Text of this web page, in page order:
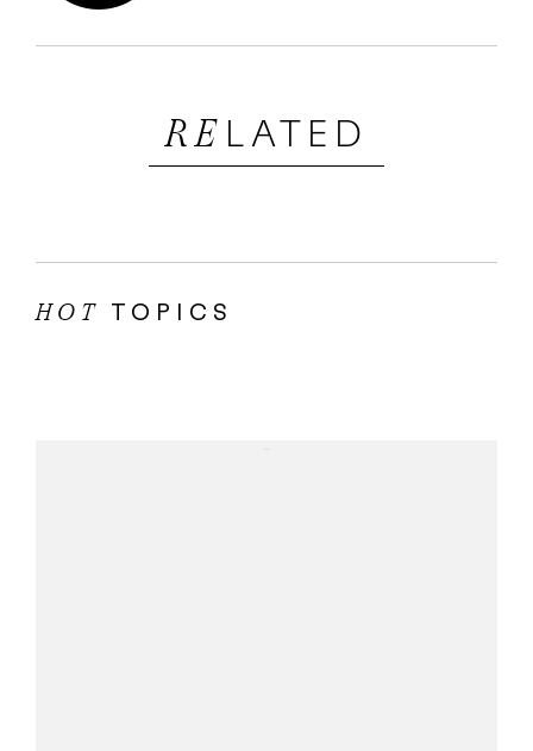
RE LATED
HOT TOPICS